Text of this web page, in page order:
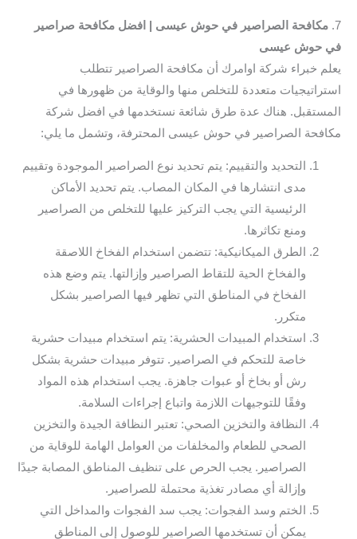
7. مكافحة الصراصير في حوش عيسى | افضل مكافحة صراصير
في حوش عيسى
يعلم خبراء شركة اوامرك أن مكافحة الصراصير تتطلب
استراتيجيات متعددة للتخلص منها والوقاية من ظهورها في
المستقبل. هناك عدة طرق شائعة نستخدمها في افضل شركة
مكافحة الصراصير في حوش عيسى المحترفة، وتشمل ما يلي:
التحديد والتقييم: يتم تحديد نوع الصراصير الموجودة وتقييم
مدى انتشارها في المكان المصاب. يتم تحديد الأماكن
الرئيسية التي يجب التركيز عليها للتخلص من الصراصير
ومنع تكاثرها.
الطرق الميكانيكية: تتضمن استخدام الفخاخ اللاصقة
والفخاخ الحية للتقاط الصراصير وإزالتها. يتم وضع هذه
الفخاخ في المناطق التي تظهر فيها الصراصير بشكل
متكرر.
استخدام المبيدات الحشرية: يتم استخدام مبيدات حشرية
خاصة للتحكم في الصراصير. تتوفر مبيدات حشرية بشكل
رش أو بخاخ أو عبوات جاهزة. يجب استخدام هذه المواد
وفقًا للتوجيهات اللازمة واتباع إجراءات السلامة.
النظافة والتخزين الصحي: تعتبر النظافة الجيدة والتخزين
الصحي للطعام والمخلفات من العوامل الهامة للوقاية من
الصراصير. يجب الحرص على تنظيف المناطق المصابة جيدًا
وإزالة أي مصادر تغذية محتملة للصراصير.
الختم وسد الفجوات: يجب سد الفجوات والمداخل التي
يمكن أن تستخدمها الصراصير للوصول إلى المناطق